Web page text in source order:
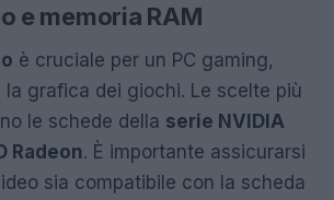
e memoria RAM
è cruciale per un PC gaming,
grafica dei giochi. Le scelte più
le schede della serie NVIDIA
Radeon. È importante assicurarsi
sia compatibile con la scheda